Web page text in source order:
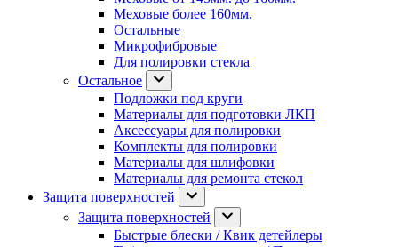
Меховые более 160мм.
Остальные
Микрофибровые
Для полировки стекла
Остальное
Подложки под круги
Материалы для подготовки ЛКП
Аксессуары для полировки
Комплекты для полировки
Материалы для шлифовки
Материалы для ремонта стекол
Защита поверхностей
Защита поверхностей
Быстрые блески / Квик детейлеры